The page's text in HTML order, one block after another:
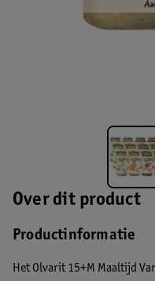
Over dit product
Productinformatie
Het Olvarit 15+M Maaltijd